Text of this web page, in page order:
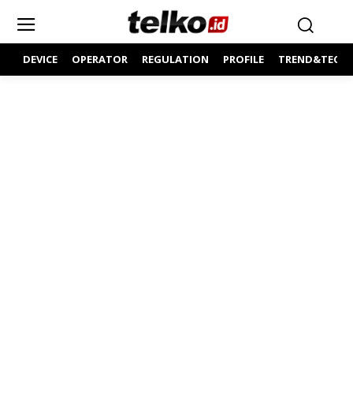
DEVICE OPERATOR REGULATION PROFILE